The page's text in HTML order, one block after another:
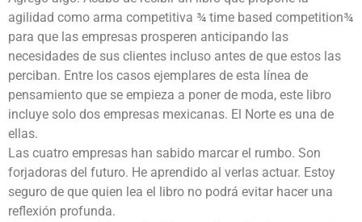
agilidad como arma competitiva ¾ time based competition¾
para que las empresas prosperen anticipando las
necesidades de sus clientes incluso antes de que estos las
perciban. Entre los casos ejemplares de esta línea de
pensamiento que se empieza a poner de moda, este libro
incluye solo dos empresas mexicanas. El Norte es una de
ellas.
Las cuatro empresas han sabido marcar el rumbo. Son
forjadoras del futuro. He aprendido al verlas actuar. Estoy
seguro de que quien lea el libro no podrá evitar hacer una
reflexión profunda.